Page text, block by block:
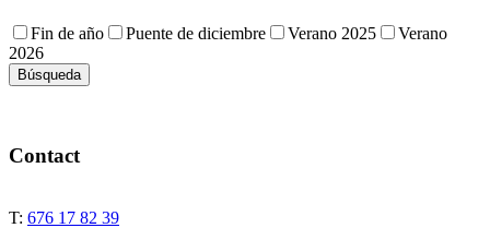
Fin de año Puente de diciembre Verano 2025
Verano
2026
Contact
T: 676 17 82 39